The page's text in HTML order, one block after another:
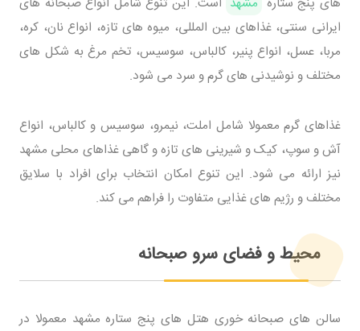
ایرانی سنتی، غذاهای بین المللی، میوه های تازه، انواع نان، کره،
مربا، عسل، انواع پنیر، کالباس، سوسیس، تخم مرغ به شکل های
مختلف و نوشیدنی های گرم و سرد می شود.
غذاهای گرم معمولا شامل املت، نیمرو، سوسیس و کالباس، انواع
آش و سوپ، کیک و شیرینی های تازه و گاهی غذاهای محلی مشهد
نیز ارائه می شود. این تنوع امکان انتخاب برای افراد با سلایق
مختلف و رژیم های غذایی متفاوت را فراهم می کند.
محیط و فضای سرو صبحانه
سالن های صبحانه خوری هتل های پنج ستاره مشهد معمولا در